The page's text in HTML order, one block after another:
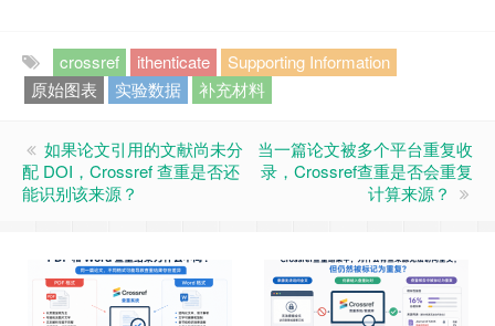
crossref ithenticate
Supporting Information
原始图表
实验数据 补充材料
如果论文引用的文献尚未分
配 DOI，Crossref 查重是否还
能识别该来源？
当一篇论文被多个平台重复收
录，Crossref查重是否会重复
计算来源？